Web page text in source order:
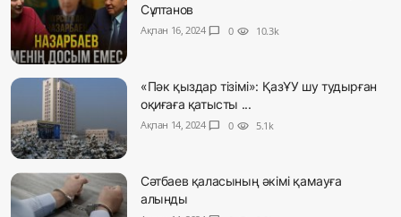
Сұлтанов
Ақпан 16, 2024 chat_bubble 0 visibility 10.3k
«Пәк қыздар тізімі»: ҚазҰУ шу тудырған
оқиғаға қатысты ...
Ақпан 14, 2024 chat_bubble 0 visibility 5.1k
Сәтбаев қаласының әкімі қамауға
алынды